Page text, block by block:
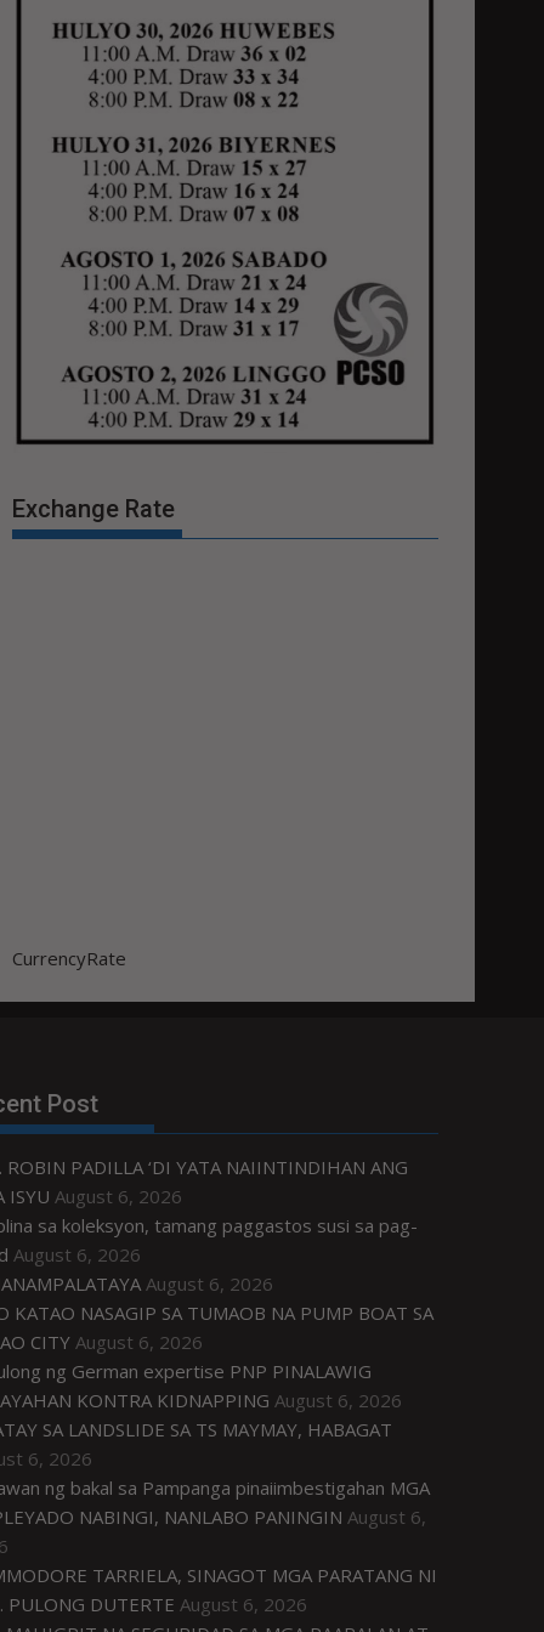
Exchange Rate
CurrencyRate
Post
ROBIN PADILLA ‘DI YATA NAIINTINDIHAN ANG
ISYU August 6, 2026
sa koleksyon, tamang paggastos susi sa pag-
August 6, 2026
August 6, 2026
KATAO NASAGIP SA TUMAOB NA PUMP BOAT SA
CITY August 6, 2026
ng German expertise PNP PINALAWIG
KONTRA KIDNAPPING August 6, 2026
SA LANDSLIDE SA TS MAYMAY, HABAGAT
6, 2026
ng bakal sa Pampanga pinaiimbestigahan MGA
NABINGI, NANLABO PANINGIN August 6,
TARRIELA, SINAGOT MGA PARATANG NI
PULONG DUTERTE August 6, 2026